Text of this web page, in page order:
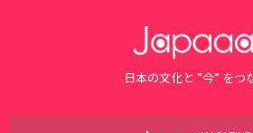
日本の文化と ”今” をつ